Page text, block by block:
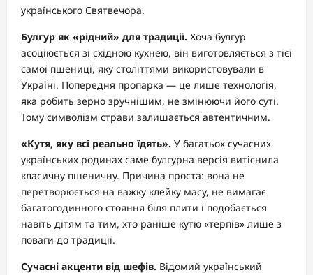
українського Святвечора.
Булгур як «рідний» для традиції. Хоча булгур
асоціюється зі східною кухнею, він виготовляється з тієї
самої пшениці, яку століттями використовували в
Україні. Попередня пропарка — це лише технологія,
яка робить зерно зручнішим, не змінюючи його суті.
Тому символізм страви залишається автентичним.
«Кутя, яку всі реально їдять». У багатьох сучасних
українських родинах саме булгурна версія витіснила
класичну пшеничну. Причина проста: вона не
перетворюється на важку клейку масу, не вимагає
багатогодинного стояння біля плити і подобається
навіть дітям та тим, хто раніше кутю «терпів» лише з
поваги до традиції.
Сучасні акценти від шефів. Відомий український